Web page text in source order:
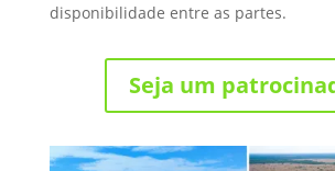
disponibilidade entre as partes.
Seja um